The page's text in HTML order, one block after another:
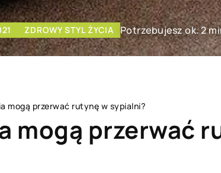
ZDROWY STYL ŻYCIA Potrzebujesz ok. 2
mogą przerwać rutynę w sypialni?
mogą przerwać